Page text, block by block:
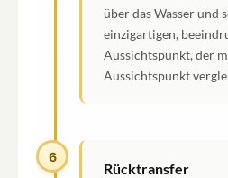
über das Wasser und
einzigartigen,
Aussichtspunkt, der
Aussichtspunkt
6
Rücktransfer